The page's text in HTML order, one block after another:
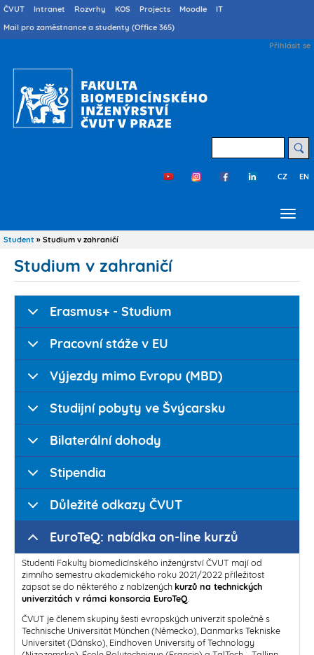
Přejít
k
hlavnímu
Druhé
menu
ČVUT Intranet Rozvrhy KOS Projects Moodle
IT
Mail pro zaměstnance a studenty (Office 365)
User
Přihlásit se
Třetí
CZ EN
Drobečková
Student Studium v zahraničí
Studium v zahraničí
Erasmus+ - Studium
Pracovní stáže v EU
Výjezdy mimo Evropu (MBD)
Studijní pobyty ve Švýcarsku
Bilaterální dohody
Stipendia
Důležité odkazy ČVUT
EuroTeQ: nabídka on-line kurzů
Studenti Fakulty biomedicínského inženýrství ČVUT mají od
zimního semestru akademického roku 2021/2022 příležitost
zapsat se do některého z nabízených kurzů na technických
univerzitách v rámci konsorcia EuroTeQ
ČVUT je členem skupiny šesti evropských univerzit společně s
Technische Universität München (Německo), Danmarks Tekniske
Universitet (Dánsko), Eindhoven University of Technology